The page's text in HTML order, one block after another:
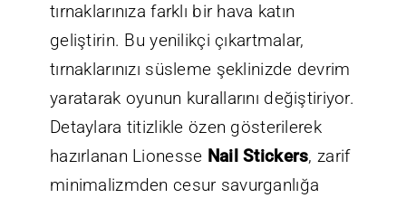
tırnaklarınıza farklı bir hava katın
geliştirin. Bu yenilikçi çıkartmalar,
tırnaklarınızı süsleme şeklinizde devrim
yaratarak oyunun kurallarını değiştiriyor.
Detaylara titizlikle özen gösterilerek
hazırlanan Lionesse Nail Stickers, zarif
minimalizmden cesur savurganlığa